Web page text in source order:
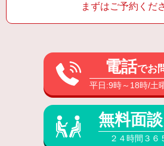
まずはご予約くだ
電話でお
平日:9時～18時/土
無料面談
２４時間３６